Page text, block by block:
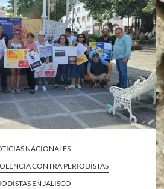
NACIONALES
CONTRA PERIODISTAS
EN JALISCO